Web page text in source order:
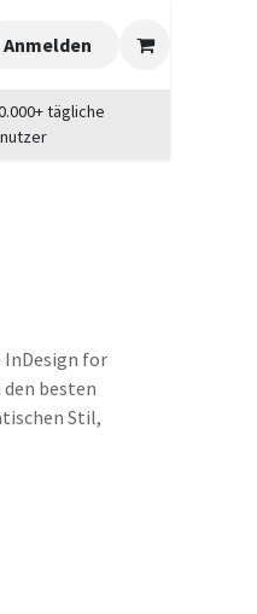
Anmelden
tägliche
InDesign for
besten
Stil,